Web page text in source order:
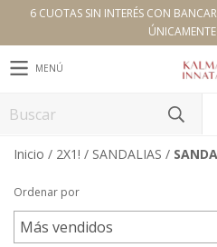
6 CUOTAS SIN INTERÉS CON
MENÚ
Inicio / 2X1! / SANDALIAS /
Ordenar por